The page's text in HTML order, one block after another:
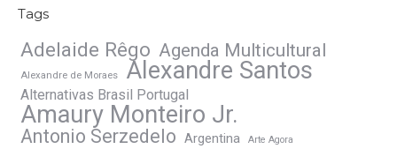
Tags
Adelaide Rêgo Agenda Multicultural
Alexandre de Moraes Alexandre Santos
Alternativas Brasil Portugal
Amaury Monteiro Jr.
Antonio Serzedelo Argentina Arte Agora